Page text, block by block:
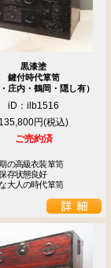
黒漆塗
鍵付時代箪笥
・庄内・鶴岡・隠し有）
iD：ilb1516
135,800円
ご売約済
の高級衣装箪笥
存状態良好
大人の時代箪笥